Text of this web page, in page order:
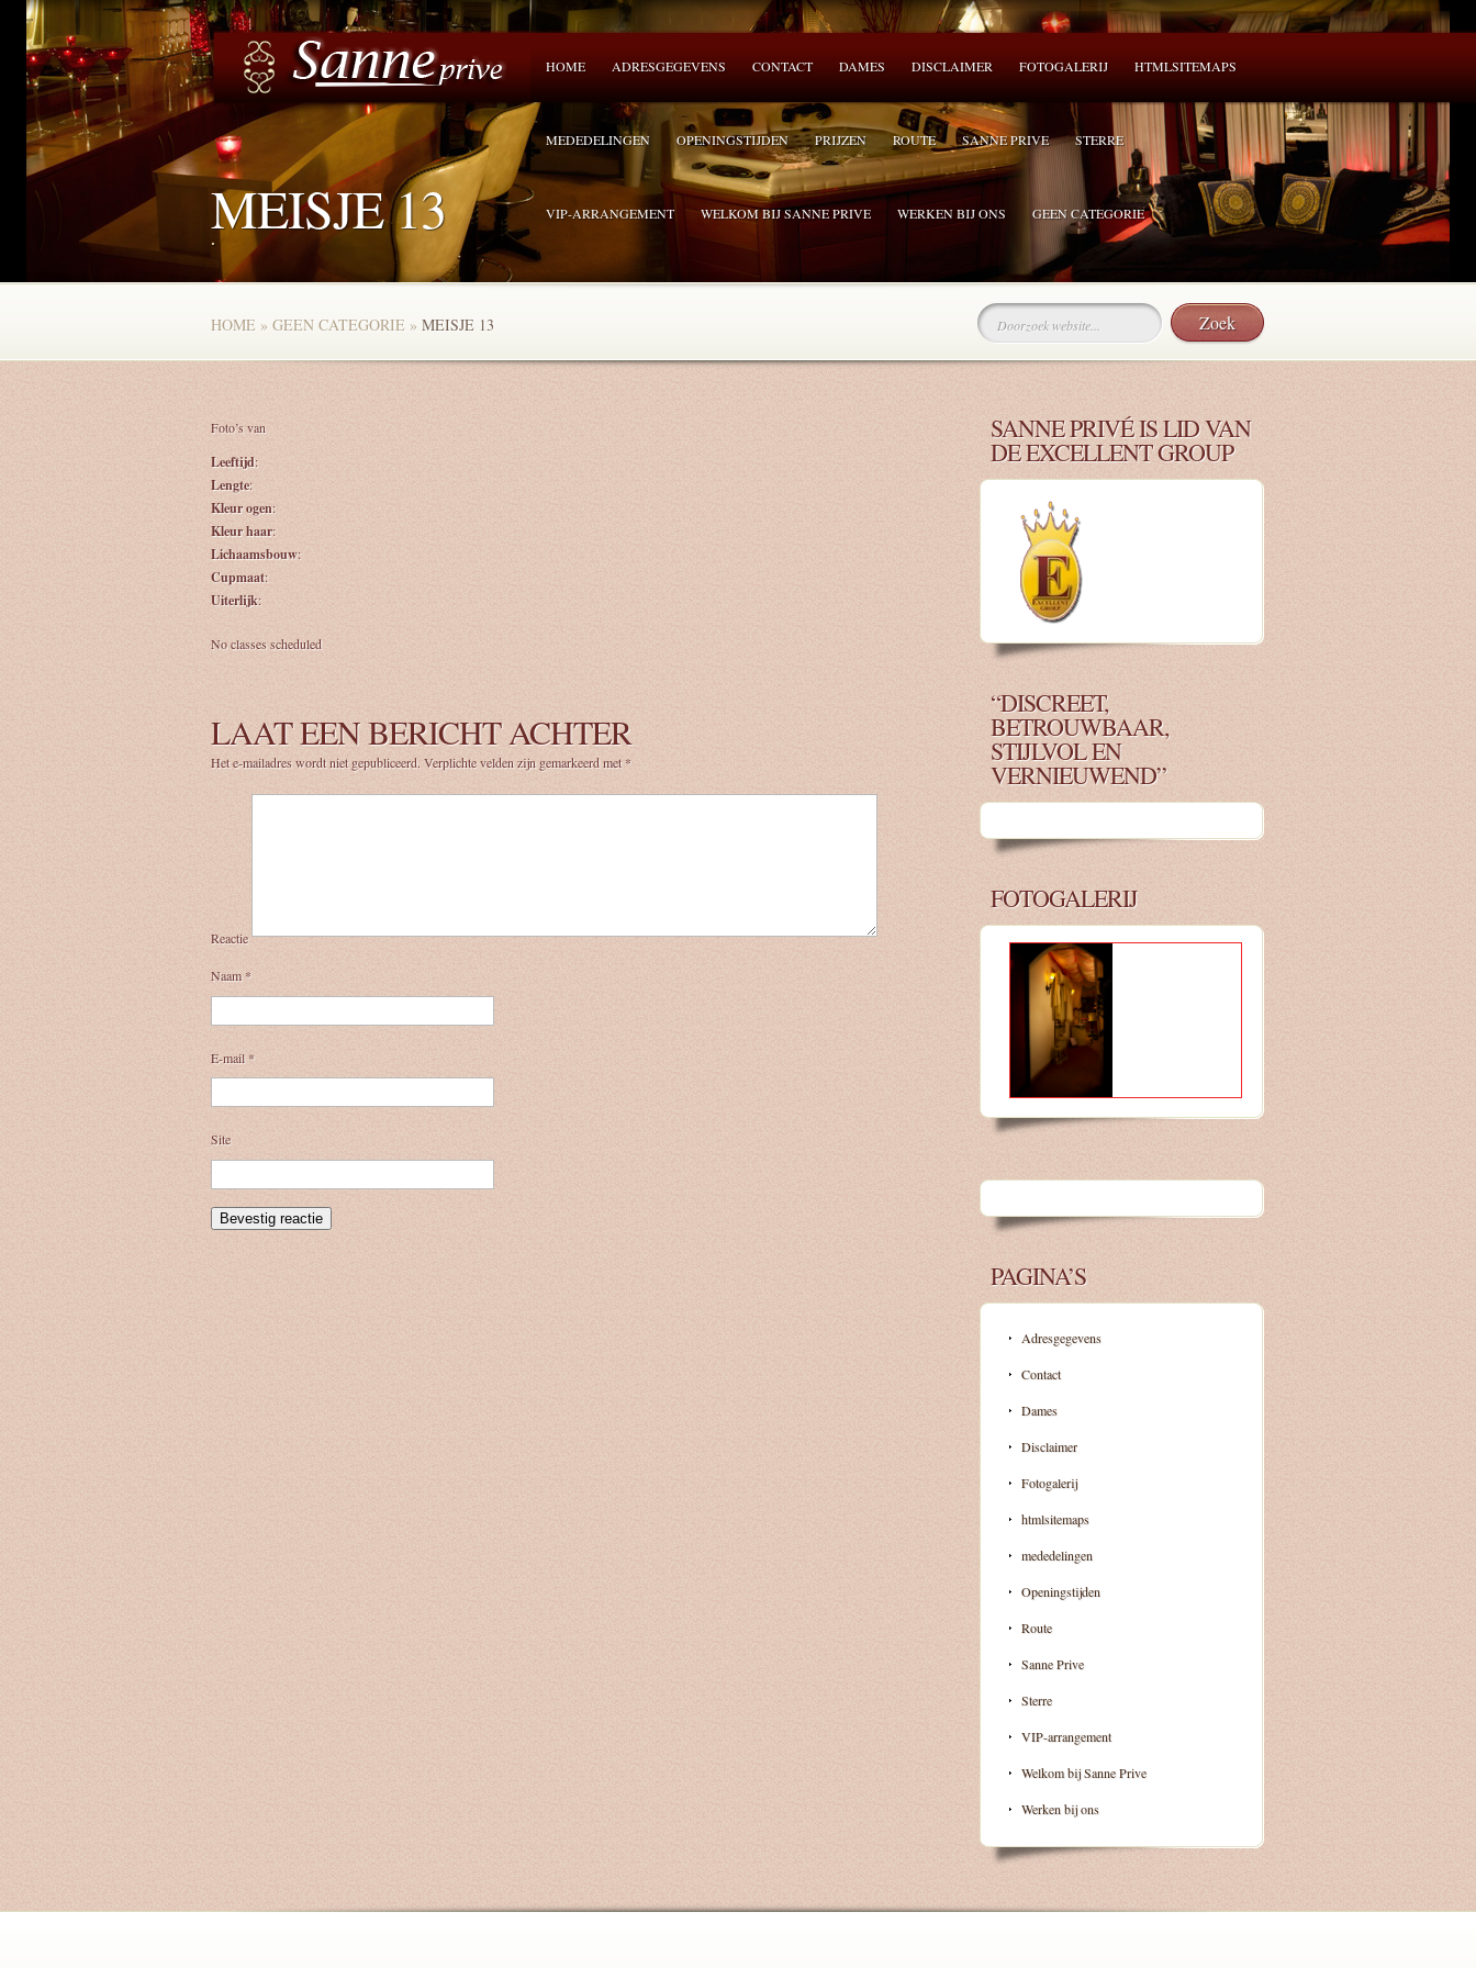
HOME ADRESGEGEVENS CONTACT DAMES DISCLAIMER FOTOGALERIJ HTMLSITEMAPS
MEDEDELINGEN OPENINGSTIJDEN PRIJZEN ROUTE SANNE PRIVE STERRE
VIP-ARRANGEMENT WELKOM BIJ SANNE PRIVE WERKEN BIJ ONS GEEN CATEGORIE
MEISJE 13
.
HOME » GEEN CATEGORIE » MEISJE 13
Foto’s van
Leeftijd:
Lengte:
Kleur ogen:
Kleur haar:
Lichaamsbouw:
Cupmaat:
Uiterlijk:
No classes scheduled
LAAT EEN BERICHT ACHTER
Het e-mailadres wordt niet gepubliceerd. Verplichte velden zijn gemarkeerd met*
Reactie
Naam*
E-mail *
Site
SANNE PRIVÉ IS LID VAN
DE EXCELLENT GROUP
“DISCREET,
BETROUWBAAR,
STIJLVOL EN
VERNIEUWEND”
FOTOGALERIJ
PAGINA’S
Adresgegevens
Contact
Dames
Disclaimer
Fotogalerij
htmlsitemaps
mededelingen
Openingstijden
Route
Sanne Prive
Sterre
VIP-arrangement
Welkom bij Sanne Prive
Werken bij ons